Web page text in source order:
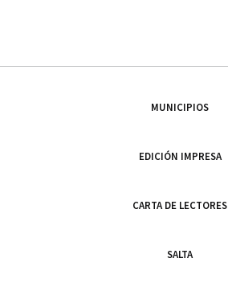
MUNICIPIOS
EDICIÓN IMPRESA
CARTA DE LECTORES
SALTA